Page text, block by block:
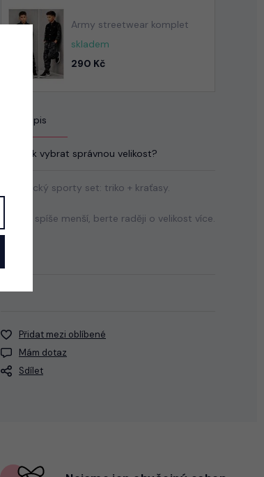
Army streetwear komplet
skladem
290 Kč
Popis
Jak vybrat správnou velikost?
Chlapecký sporty set: triko + kraťasy.
! Set je spíše menší, berte raději o velikost více.
Přidat mezi oblíbené
Mám dotaz
Sdílet